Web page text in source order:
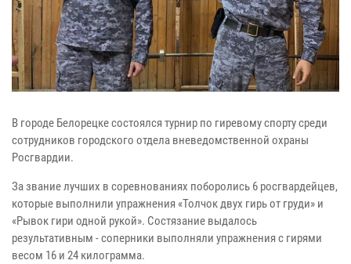
В городе Белорецке состоялся турнир по гиревому спорту среди
сотрудников городского отдела вневедомственной охраны
Росгвардии.
За звание лучших в соревнованиях поборолись 6 росгвардейцев,
которые выполнили упражнения «Толчок двух гирь от груди» и
«Рывок гири одной рукой». Состязание выдалось
результативным - соперники выполняли упражнения с гирями
весом 16 и 24 килограмма.